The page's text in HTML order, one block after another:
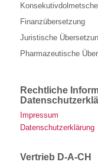
Finanzübersetzung
Juristische
Pharmazeutische
Rechtliche
Impressum
Datenschutzerklärung
Vertrieb D-A-CH